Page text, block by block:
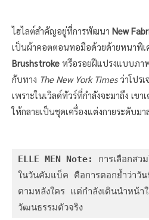
ไฮไลต์สำคัญอยู่ที่การพัฒนา New
เป็นผ้าคอตตอนทอมือด้วยด้ายหนาพิเ
Brushstroke หรือรอยฝีแปรงแบบภา
กับทาง The New York Timesว่าโปรเ
เพราะในเวิลด์ทัวร์ที่กำลังจะมาถึง เขา
ให้กลายเป็นชุดเครื่องแต่งกายระดับม
ELLE MEN Note:
การเลือกสว
ในวันคัมแบ็ค คือการตอกย้ำว่า
ตามหลังใคร แต่กำลังเดินนำหน้า
วัฒนธรรมตัวจริง